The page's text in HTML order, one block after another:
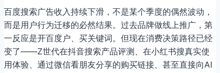
百度搜索广告收入持续下滑，不是某个季度的偶然波动，
而是用户行为迁移的必然结果。过去品牌做线上推广，第
一反应是开百度户、买关键词。但现在消费决策路径已经
变了——Z世代在抖音搜索产品评测、在小红书搜真实使
用体验、通过微信看朋友分享的购买链接、甚至直接向AI